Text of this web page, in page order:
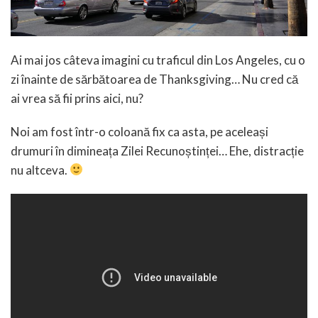
Ai mai jos câteva imagini cu traficul din Los Angeles, cu o
zi înainte de sărbătoarea de Thanksgiving… Nu cred că
ai vrea să fii prins aici, nu?
Noi am fost într-o coloană fix ca asta, pe aceleași
drumuri în dimineața Zilei Recunoștinței… Ehe, distracție
nu altceva.